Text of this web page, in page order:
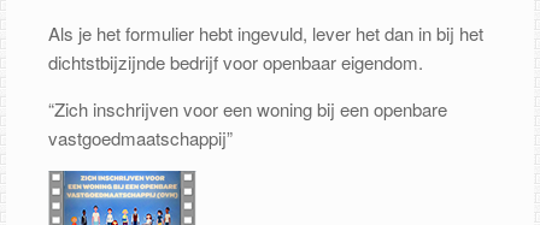
Als je het formulier hebt ingevuld, lever het dan in bij het
dichtstbijzijnde bedrijf voor openbaar eigendom.
“Zich inschrijven voor een woning bij een openbare
vastgoedmaatschappij”